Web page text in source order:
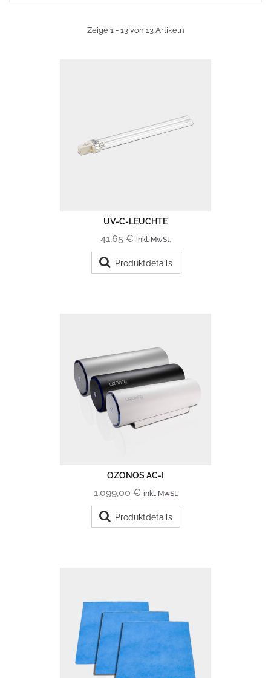
Zeige 1 - 13 von 13 Artikeln
UV-C-LEUCHTE
41,65 € inkl. MwSt.
Produktdetails
OZONOS AC-I
1.099,00 € inkl. MwSt.
Produktdetails